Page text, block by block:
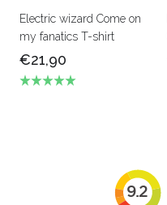
Electric wizard Come on
my fanatics T-shirt
€21,90